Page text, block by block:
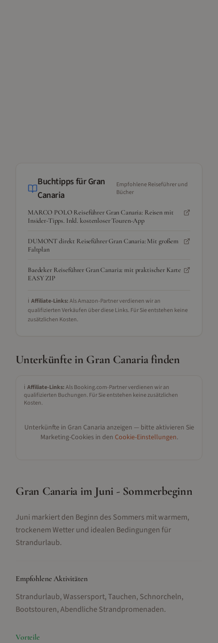
Buchtipps fürGran
Canaria
Empfohlene Reiseführer und
Bücher
MARCO POLO Reiseführer Gran Canaria: Reisen mit
Insider-Tipps. Inkl. kostenloser Touren-App
DUMONT direkt Reiseführer Gran Canaria: Mit großem
Faltplan
Baedeker Reiseführer Gran Canaria: mit praktischer Karte
EASY ZIP
ℹ️ Affiliate-Links:Als Amazon-Partner verdienen wir an
qualifizierten Verkäufen über diese Links. Für Sie entstehen keine
zusätzlichen Kosten.
Unterkünfte in Gran Canariafinden
ℹ️ Affiliate-Links:Als Booking.com-Partner verdienen wir an
qualifizierten Buchungen. Für Sie entstehen keine zusätzlichen
Kosten.
Unterkünfte in Gran Canaria anzeigen — bitte aktivieren Sie
Marketing-Cookies in den Cookie-Einstellungen.
Gran Canaria im Juni - Sommerbeginn
Juni markiert den Beginn des Sommers mit warmem,
trockenem Wetter und idealen Bedingungen für
Strandurlaub.
Empfohlene Aktivitäten
Strandurlaub, Wassersport, Tauchen, Schnorcheln,
Bootstouren, Abendliche Strandpromenaden.
Vorteile